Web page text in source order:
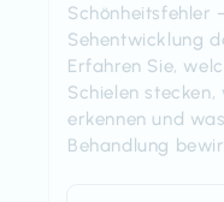
Schönheitsfehler
Sehentwicklung
Erfahren Sie,
Schielen
erkennen und
Behandlung